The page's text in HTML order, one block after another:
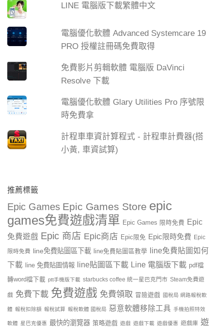
LINE 電腦版下載繁體中文
電腦優化軟體 Advanced Systemcare 19
PRO 授權註冊碼免費取得
免費影片剪輯軟體 電腦版 DaVinci
Resolve 下載
電腦優化軟體 Glary Utilities Pro 序號限
時免費拿
計程車車資計算程式 - 計程車計費器(搭
小黃, 車資試算)
推薦標籤
Epic Games Epic Games Store epic
games免費遊戲清單 Epic Games 限時免費 Epic
免費遊戲 Epic 商店 Epic商店 Epic限免 Epic限時免費 Epic
限時免費 line免費貼圖區下載 line免費貼圖區教學
line免費貼圖如何
下載
line 免費貼圖情報 line貼圖區下載 Line 電腦版下載 pdf檔
轉word檔下載 ptt手機版下載 starbucks coffee 統一星巴克門市 Steam免費遊
戲 免費下載 免費遊戲 免費領取 冒險遊戲 國稅局 網路報稅軟
體 報稅扣除額 報稅試算 報稅軟體 國稅局 惡意軟體移除工具 手機拍照特效
軟體 星巴克優惠 最快的瀏覽器 策略遊戲 遊戲 遊戲下載 遊戲優惠 遊戲庫 遊